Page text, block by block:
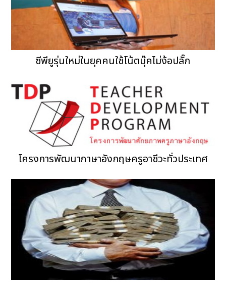
ซีพียูรุ่นใหม่ในยุคคนใช้โน้ตบุ๊คไม่ง้อปลั๊ก
โครงการพัฒนาภาษาอังกฤษครูอาชีวะทั่วประเทศ